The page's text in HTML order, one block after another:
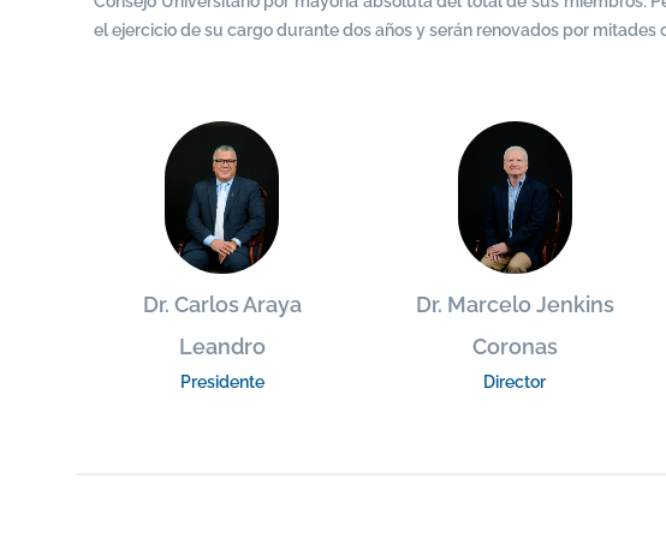
el ejercicio de su cargo durante dos años y serán renovados por mitades
Dr. Carlos Araya
Leandro
Presidente
Dr. Marcelo Jenkins
Coronas
Director